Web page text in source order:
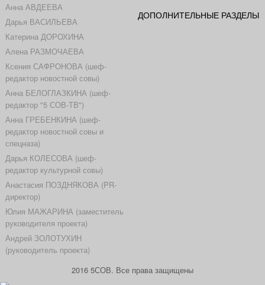
Анна АВДЕЕВА
Дарья ВАСИЛЬЕВА
Катерина ДОРОХИНА
Алена РАЗМОЧАЕВА
Ксения САФРОНОВА (шеф-
редактор новостной совы)
Анна БЕЛОГЛАЗКИНА (шеф-
редактор "5 СОВ-ТВ")
Анна ГРЕБЕНКИНА (шеф-
редактор новостной совы и
спецназа)
Дарья КОЛЕСОВА (шеф-
редактор культурной совы)
Анастасия ПОЗДНЯКОВА (PR-
директор)
Юлия МАЖАРИНА (заместитель
руководителя проекта)
Андрей ЗОЛОТУХИН
(руководитель проекта)
ДОПОЛНИТЕЛЬНЫЕ РАЗДЕЛЫ
2016 5СОВ. Все права защищены